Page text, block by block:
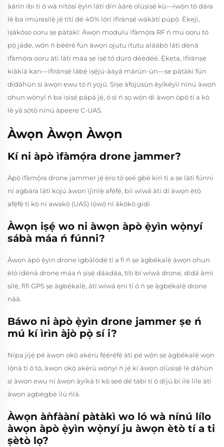
àárín ibi tí ó wà nítòsí ẹ̀yìn láti dín àárẹ̀ olùṣiṣẹ́ kù—ìwọ̀n tó dára
lè ba ìmúrasílẹ̀ jẹ́ títí dé 40% lórí ìfiránṣẹ́ wákàtí púpọ̀. Èkejì,
ìṣàkóso ooru ṣe pàtàkì: Àwọn modulu ìfàmọ́ra RF ń mú ooru tó
pọ̀ jáde, wọ́n ń béèrè fún àwọn ojutu itutu aláàbò láti dènà
ìfàmọ́ra ooru àti láti máa ṣe iṣẹ́ tó dúró déédéé. Ẹ̀kẹta, ìfiránṣẹ́
kíákíá kan—ìfiránṣẹ́ lábẹ́ ìṣẹ́jú-àáyá márùn-ún—ṣe pàtàkì fún
dídáhùn sí àwọn ewu tó ń yọjú. Ṣíṣe àfojúsùn èyíkéyìí nínú àwọn
ohun wọ̀nyí ń ba ìṣiṣẹ́ pápá jẹ́, ó sì ń sọ wọ́n di àwọn òpó tí a kò
lè yà sọ́tọ̀ nínú àpẹẹrẹ C-UAS.
Àwọn Àwọn Àwọn
Kí ni àpò ìfàmọ́ra drone jammer?
Àpò ìfàmọ́ra drone jammer jẹ́ ẹ̀rọ tó ṣeé gbé kiri tí a ṣe láti fúnni
ní agbára láti kojú àwọn ìjìnlẹ̀ afẹ́fẹ́, bíi wíwá àti dí àwọn ètò
afẹ́fẹ́ tí kò ní awakọ̀ (UAS) lọ́wọ́ ní àkókò gidi.
Àwọn iṣẹ́ wo ni àwọn àpò ẹ̀yìn wọ̀nyí
sábà máa ń fúnni?
Àwọn àpò ẹ̀yìn drone ìgbàlódé tí a fi ń ṣe àgbékalẹ̀ àwọn ohun
èlò ìdènà drone máa ń ṣiṣẹ́ dáadáa, títí bí wíwá drone, dídá àmì
sílẹ̀, fífi GPS ṣe àgbékalẹ̀, àti wíwá ẹni tí ó ń ṣe àgbékalẹ̀ drone
náà.
Báwo ni àpò ẹ̀yìn drone jammer ṣe ń
mú kí ìrìn àjò pọ̀ sí i?
Nípa jíjẹ́ pé àwọn ọkọ̀ akẹ́rù fẹ́ẹ́rẹ́fẹ́ àti pé wọ́n ṣe àgbékalẹ̀ wọn
lọ́nà tí ó tọ́, àwọn ọkọ̀ akẹ́rù wọ̀nyí ń jẹ́ kí àwọn olùṣiṣẹ́ lè dáhùn
sí àwọn ewu ní àwọn àyíká tí kò ṣeé dé tàbí tí ó díjú bí ilẹ̀ líle àti
àwọn agbègbè ìlú ńlá.
Àwọn àǹfààní pàtàkì wo ló wà nínú lílo
àwọn àpò ẹ̀yìn wọ̀nyí ju àwọn ètò tí a ti
ṣètò lọ?